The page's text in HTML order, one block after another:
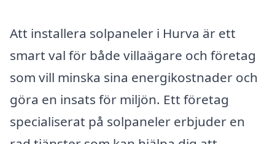
Att installera solpaneler i Hurva är ett
smart val för både villaägare och företag
som vill minska sina energikostnader och
göra en insats för miljön. Ett företag
specialiserat på solpaneler erbjuder en